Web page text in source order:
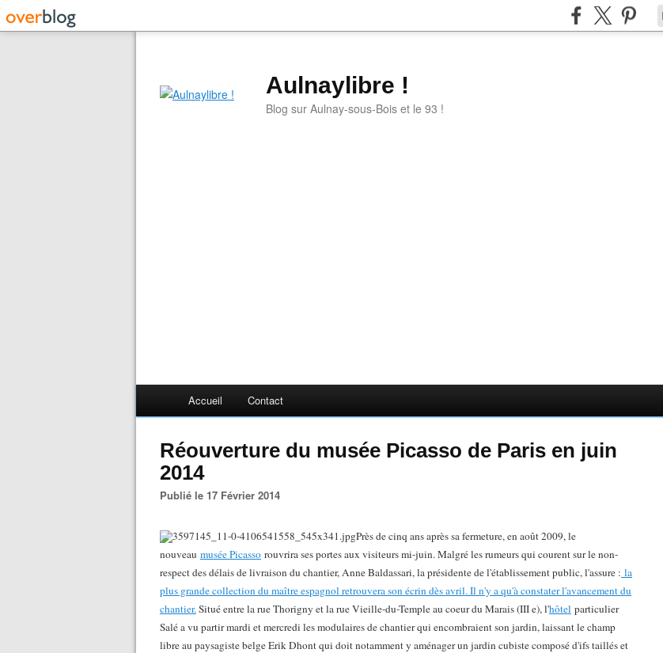
Aulnaylibre !
Blog sur Aulnay-sous-Bois et le 93 !
Accueil Contact
Réouverture du musée Picasso de Paris en juin
2014
Publié le 17 Février 2014
Près de cinq ans après sa fermeture, en août 2009, le
nouveau musée Picasso rouvrira ses portes aux visiteurs mi-juin. Malgré les rumeurs qui courent sur le non-
respect des délais de livraison du chantier, Anne Baldassari, la présidente de l'établissement public, l'assure : la
plus grande collection du maître espagnol retrouvera son écrin dès avril. Il n'y a qu'à constater l'avancement du
chantier.Situé entre la rue Thorigny et la rue Vieille-du-Temple au coeur du Marais (III e), l'hôtel particulier
Salé a vu partir mardi et mercredi les modulaires de chantier qui encombraient son jardin, laissant le champ
libre au paysagiste belge Erik Dhont qui doit notamment y aménager un jardin cubiste composé d'ifs taillés et